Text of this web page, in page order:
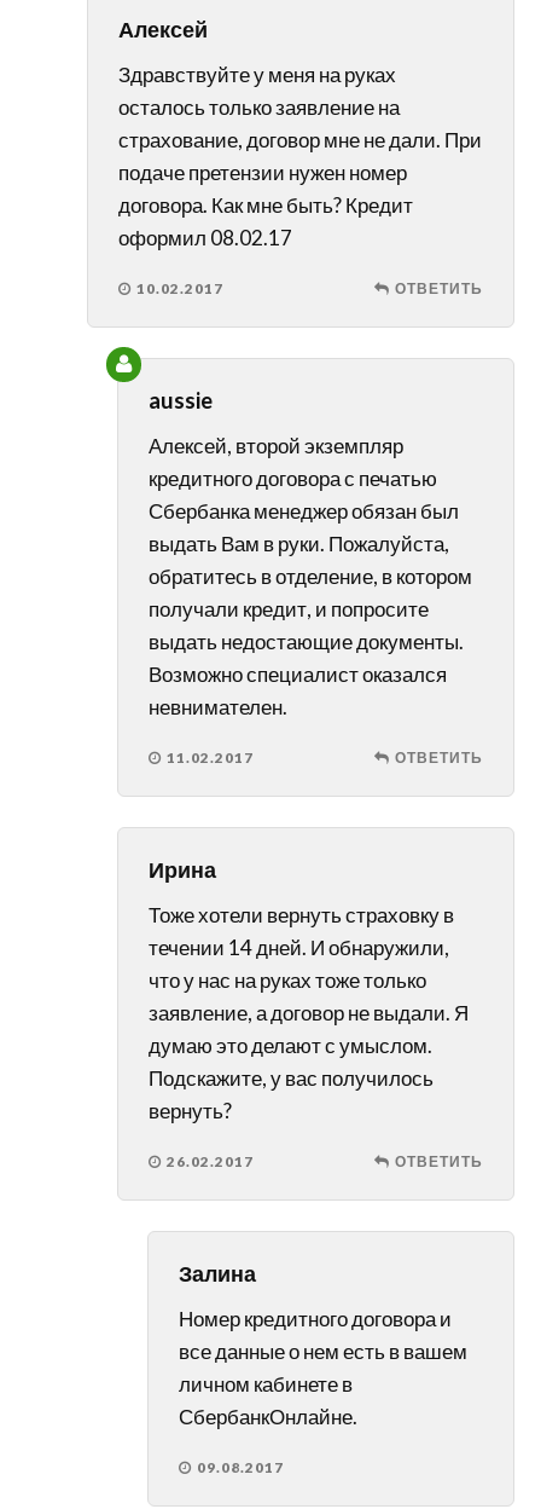
Алексей
Здравствуйте у меня на руках
осталось только заявление на
страхование, договор мне не дали. При
подаче претензии нужен номер
договора. Как мне быть? Кредит
оформил 08.02.17
10.02.2017 ОТВЕТИТЬ
aussie
Алексей, второй экземпляр
кредитного договора с печатью
Сбербанка менеджер обязан был
выдать Вам в руки. Пожалуйста,
обратитесь в отделение, в котором
получали кредит, и попросите
выдать недостающие документы.
Возможно специалист оказался
невнимателен.
11.02.2017 ОТВЕТИТЬ
Ирина
Тоже хотели вернуть страховку в
течении 14 дней. И обнаружили,
что у нас на руках тоже только
заявление, а договор не выдали. Я
думаю это делают с умыслом.
Подскажите, у вас получилось
вернуть?
26.02.2017 ОТВЕТИТЬ
Залина
Номер кредитного договора и
все данные о нем есть в вашем
личном кабинете в
СбербанкОнлайне.
09.08.2017